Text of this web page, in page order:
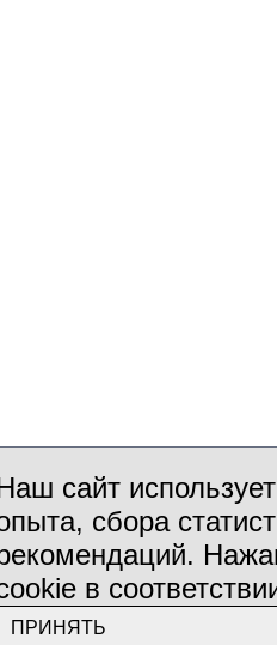
сайт
сбора
в
ПРИНЯТЬ